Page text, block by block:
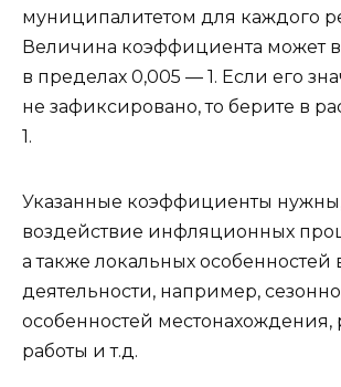
муниципалитетом для каждого
Величина коэффициента может
в пределах 0,005 — 1. Если его
не зафиксировано, то берите в
1.
Указанные коэффициенты нужны,
воздействие инфляционных
а также локальных особенностей
деятельности, например,
особенностей
работы и т.д.